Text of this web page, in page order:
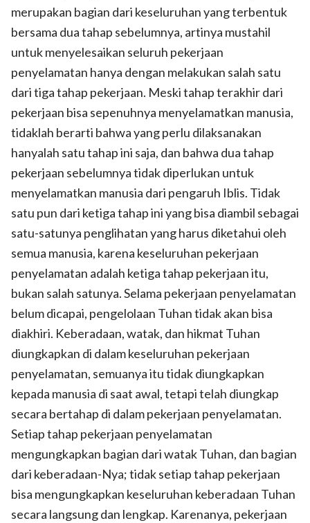
merupakan bagian dari keseluruhan yang terbentuk
bersama dua tahap sebelumnya, artinya mustahil
untuk menyelesaikan seluruh pekerjaan
penyelamatan hanya dengan melakukan salah satu
dari tiga tahap pekerjaan. Meski tahap terakhir dari
pekerjaan bisa sepenuhnya menyelamatkan manusia,
tidaklah berarti bahwa yang perlu dilaksanakan
hanyalah satu tahap ini saja, dan bahwa dua tahap
pekerjaan sebelumnya tidak diperlukan untuk
menyelamatkan manusia dari pengaruh Iblis. Tidak
satu pun dari ketiga tahap ini yang bisa diambil sebagai
satu-satunya penglihatan yang harus diketahui oleh
semua manusia, karena keseluruhan pekerjaan
penyelamatan adalah ketiga tahap pekerjaan itu,
bukan salah satunya. Selama pekerjaan penyelamatan
belum dicapai, pengelolaan Tuhan tidak akan bisa
diakhiri. Keberadaan, watak, dan hikmat Tuhan
diungkapkan di dalam keseluruhan pekerjaan
penyelamatan, semuanya itu tidak diungkapkan
kepada manusia di saat awal, tetapi telah diungkap
secara bertahap di dalam pekerjaan penyelamatan.
Setiap tahap pekerjaan penyelamatan
mengungkapkan bagian dari watak Tuhan, dan bagian
dari keberadaan-Nya; tidak setiap tahap pekerjaan
bisa mengungkapkan keseluruhan keberadaan Tuhan
secara langsung dan lengkap. Karenanya, pekerjaan